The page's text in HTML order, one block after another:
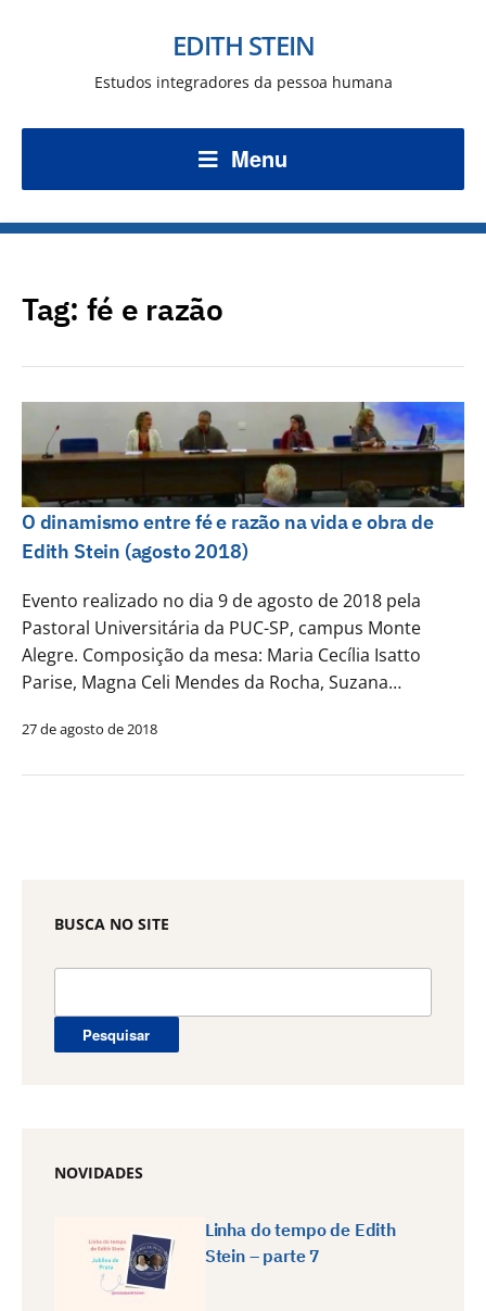
EDITH STEIN
Estudos integradores da pessoa humana
Menu
Tag: fé e razão
O dinamismo entre fé e razão na vida e obra de
Edith Stein (agosto 2018)
Evento realizado no dia 9 de agosto de 2018 pela
Pastoral Universitária da PUC-SP, campus Monte
Alegre. Composição da mesa: Maria Cecília Isatto
Parise, Magna Celi Mendes da Rocha, Suzana…
27 de agosto de 2018
BUSCA NO SITE
NOVIDADES
Linha do tempo de Edith
Stein – parte 7